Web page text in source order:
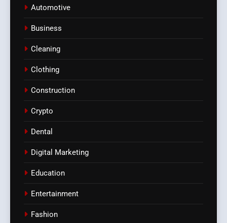
Automotive
Business
Cleaning
Clothing
Construction
Crypto
Dental
Digital Marketing
Education
Entertainment
Fashion